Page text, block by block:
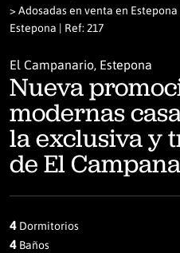
>Adosadas en venta en Estepona
Estepona | Ref: 217
El Campanario, Estepona
Nueva
modernas
la exclusiva y
de El
4 Dormitorios
4 Baños